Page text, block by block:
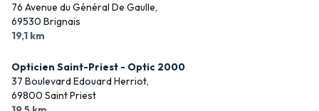
76 Avenue du Général De Gaulle,
69530 Brignais
19,1 km
Opticien Saint-Priest - Optic 2000
37 Boulevard Edouard Herriot,
69800 Saint Priest